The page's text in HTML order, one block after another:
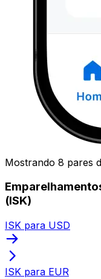
Mostrando 8 pares
(ISK)
ISK para USD
ISK para EUR